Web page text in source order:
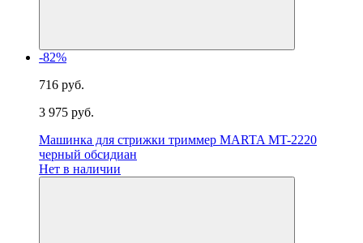
-82%
716 руб.
3 975 руб.
Машинка для стрижки триммер MARTA MT-2220
черный обсидиан
Нет в наличии